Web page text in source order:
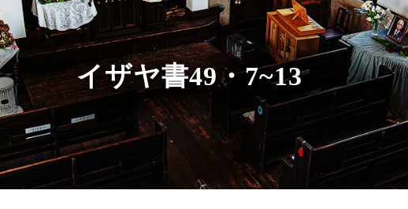
イザヤ書49・7~13